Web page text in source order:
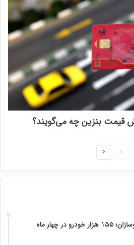
قیمت بنزین چه می‌گویند؟
ح
ب
ح
ع افت ۳۴ درصدی فروش خودروسازان؛ ۱۵۵ هزار خودرو در چهار ماه